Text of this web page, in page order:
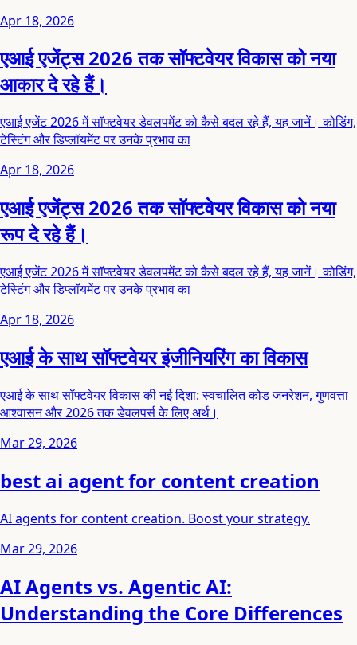
Apr 18, 2026
एआई एजेंट्स 2026 तक सॉफ्टवेयर विकास को नया
आकार दे रहे हैं।
एआई एजेंट 2026 में सॉफ्टवेयर डेवलपमेंट को कैसे बदल रहे हैं, यह जानें। कोडिंग,
टेस्टिंग और डिप्लॉयमेंट पर उनके प्रभाव का
Apr 18, 2026
एआई एजेंट्स 2026 तक सॉफ्टवेयर विकास को नया
रूप दे रहे हैं।
एआई एजेंट 2026 में सॉफ्टवेयर डेवलपमेंट को कैसे बदल रहे हैं, यह जानें। कोडिंग,
टेस्टिंग और डिप्लॉयमेंट पर उनके प्रभाव का
Apr 18, 2026
एआई के साथ सॉफ्टवेयर इंजीनियरिंग का विकास
एआई के साथ सॉफ्टवेयर विकास की नई दिशा: स्वचालित कोड जनरेशन, गुणवत्ता
आश्वासन और 2026 तक डेवलपर्स के लिए अर्थ।
Mar 29, 2026
best ai agent for content creation
AI agents for content creation. Boost your strategy.
Mar 29, 2026
AI Agents vs. Agentic AI:
Understanding the Core Differences